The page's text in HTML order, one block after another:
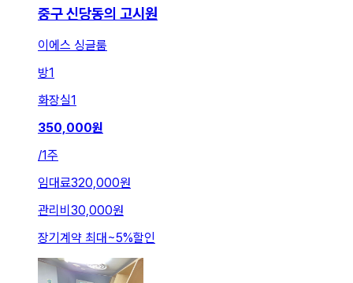
중구 신당동의 고시원
이에스 싱글룸
방1
화장실1
350,000원
/1주
임대료320,000원
관리비 30,000원
장기계약 최대~5%할인